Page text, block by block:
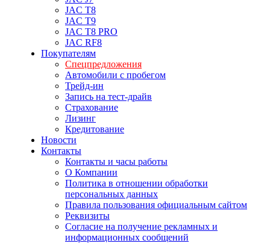
JAC T8
JAC T9
JAC T8 PRO
JAC RF8
Покупателям
Спецпредложения
Автомобили с пробегом
Трейд-ин
Запись на тест-драйв
Страхование
Лизинг
Кредитование
Новости
Контакты
Контакты и часы работы
О Компании
Политика в отношении обработки
персональных данных
Правила пользования официальным сайтом
Реквизиты
Согласие на получение рекламных и
информационных сообщений